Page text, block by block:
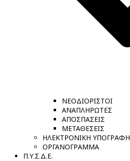
ΝΕΟΔΙΟΡΙΣΤΟΙ
ΑΝΑΠΛΗΡΩΤΕΣ
ΑΠΟΣΠΑΣΕΙΣ
ΜΕΤΑΘΕΣΕΙΣ
ΗΛΕΚΤΡΟΝΙΚΗ ΥΠΟΓΡΑΦΗ
ΟΡΓΑΝΟΓΡΑΜΜΑ
Π.Υ.Σ.Δ.Ε.